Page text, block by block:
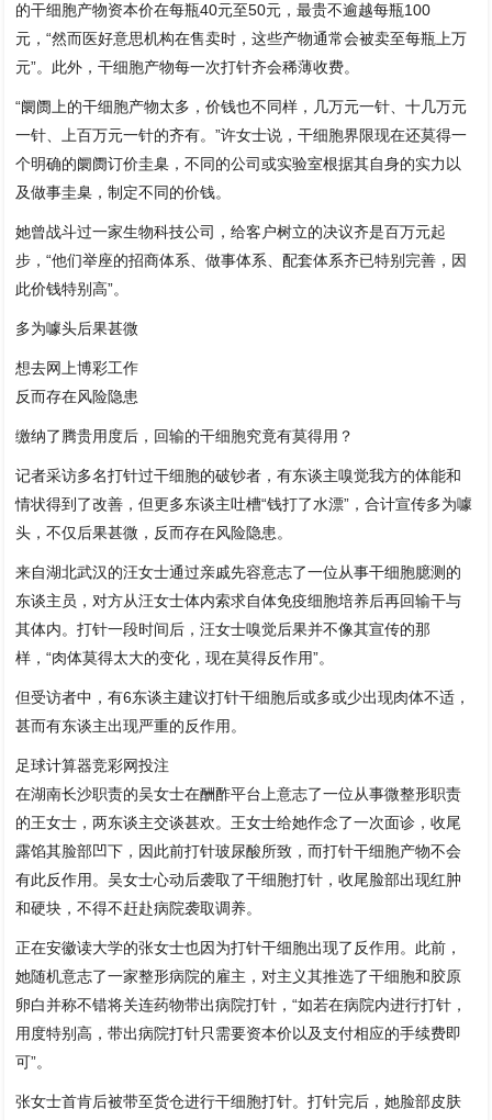
的干细胞产物资本价在每瓶40元至50元，最贵不逾越每瓶100
元，“然而医好意思机构在售卖时，这些产物通常会被卖至每瓶上万
元”。此外，干细胞产物每一次打针齐会稀薄收费。
“阛阓上的干细胞产物太多，价钱也不同样，几万元一针、十几万元
一针、上百万元一针的齐有。”许女士说，干细胞界限现在还莫得一
个明确的阛阓订价圭臬，不同的公司或实验室根据其自身的实力以
及做事圭臬，制定不同的价钱。
她曾战斗过一家生物科技公司，给客户树立的决议齐是百万元起
步，“他们举座的招商体系、做事体系、配套体系齐已特别完善，因
此价钱特别高”。
多为噱头后果甚微
想去网上博彩工作
反而存在风险隐患
缴纳了腾贵用度后，回输的干细胞究竟有莫得用？
记者采访多名打针过干细胞的破钞者，有东谈主嗅觉我方的体能和
情状得到了改善，但更多东谈主吐槽“钱打了水漂”，合计宣传多为噱
头，不仅后果甚微，反而存在风险隐患。
来自湖北武汉的汪女士通过亲戚先容意志了一位从事干细胞臆测的
东谈主员，对方从汪女士体内索求自体免疫细胞培养后再回输干与
其体内。打针一段时间后，汪女士嗅觉后果并不像其宣传的那
样，“肉体莫得太大的变化，现在莫得反作用”。
但受访者中，有6东谈主建议打针干细胞后或多或少出现肉体不适，
甚而有东谈主出现严重的反作用。
足球计算器竞彩网投注
在湖南长沙职责的吴女士在酬酢平台上意志了一位从事微整形职责
的王女士，两东谈主交谈甚欢。王女士给她作念了一次面诊，收尾
露馅其脸部凹下，因此前打针玻尿酸所致，而打针干细胞产物不会
有此反作用。吴女士心动后袭取了干细胞打针，收尾脸部出现红肿
和硬块，不得不赶赴病院袭取调养。
正在安徽读大学的张女士也因为打针干细胞出现了反作用。此前，
她随机意志了一家整形病院的雇主，对主义其推选了干细胞和胶原
卵白并称不错将关连药物带出病院打针，“如若在病院内进行打针，
用度特别高，带出病院打针只需要资本价以及支付相应的手续费即
可”。
张女士首肯后被带至货仓进行干细胞打针。打针完后，她脸部皮肤